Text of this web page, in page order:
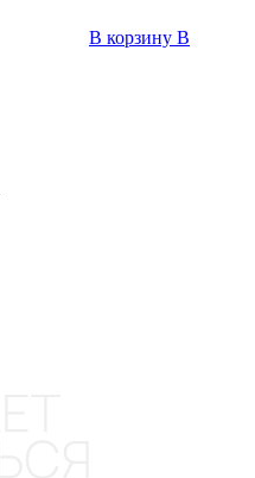
В корзину В